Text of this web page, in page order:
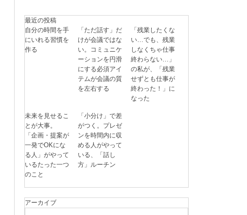
最近の投稿
自分の時間を手
にいれる習慣を
作る
「ただ話す」だ
けが会議ではな
い。コミュニケ
ーションを円滑
にする必須アイ
テムが会議の質
を左右する
「残業したくな
い…でも、残業
しなくちゃ仕事
終わらない…」
の私が、「残業
せずとも仕事が
終わった！」に
なった
未来を見せるこ
とが大事。
「企画・提案が
一発でOKにな
る人」がやって
いるたった一つ
のこと
「小分け」で差
がつく。プレゼ
ンを時間内に収
める人がやって
いる、「話し
方」ルーチン
アーカイブ